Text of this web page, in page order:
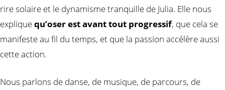
rire solaire et le dynamisme tranquille de Julia. Elle nous
expliquequ’oser est avant tout progressif, que cela se
manifeste au fil du temps, et que la passion accélère aussi
cette action.
Nous parlons de danse, de musique, de parcours, de